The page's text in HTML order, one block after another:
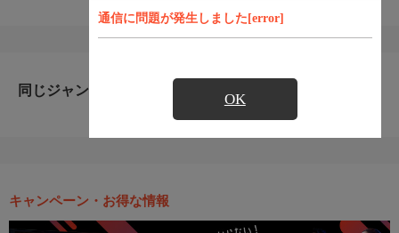
通信に問題が発生しました[error]
OK
同じジャンルのおすすめ番組
キャンペーン・お得な情報